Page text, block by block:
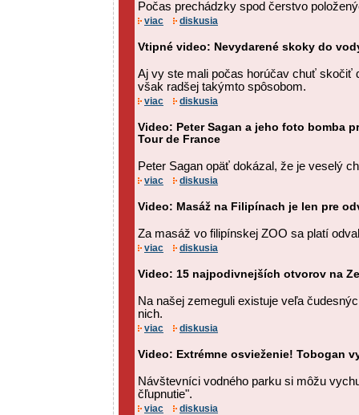
Počas prechádzky spod čerstvo
viac diskusia
Vtipné video: Nevydarené skoky do
Aj vy ste mali počas horúčav chuť skočiť
však radšej takýmto spôsobom.
viac diskusia
Video: Peter Sagan a jeho foto bomba
Tour de France
Peter Sagan opäť dokázal, že je veselý
viac diskusia
Video: Masáž na Filipínach je len pre
Za masáž vo filipínskej ZOO sa platí
viac diskusia
Video: 15 najpodivnejších otvorov na
Na našej zemeguli existuje veľa
nich.
viac diskusia
Video: Extrémne osvieženie! Tobogan
Návštevníci vodného parku si môžu
čľupnutie".
viac diskusia